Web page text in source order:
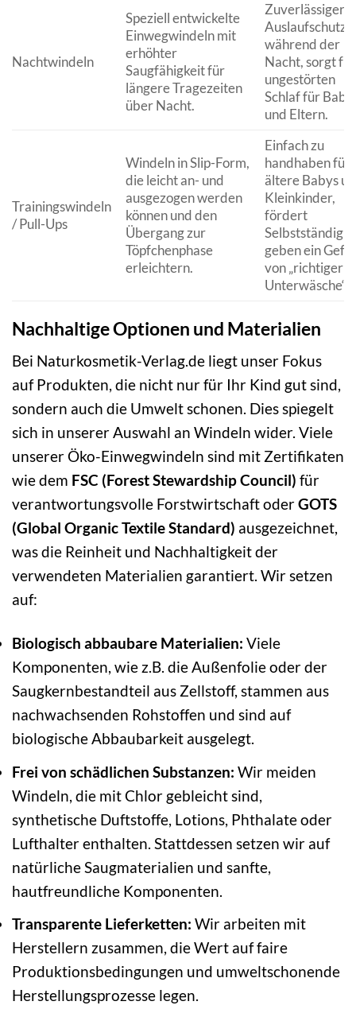
Nachtwindeln
Speziell entwickelte
Einwegwindeln mit
erhöhter
Saugfähigkeit für
längere Tragezeiten
über Nacht.
Zuverlässiger
Auslaufschutz
während der
Nacht, sorgt für
ungestörten
Schlaf für Baby
und Eltern.
Trainingswindeln
/ Pull-Ups
Windeln in Slip-Form,
die leicht an- und
ausgezogen werden
können und den
Übergang zur
Töpfchenphase
erleichtern.
Einfach zu
handhaben für
ältere Babys
Kleinkinder,
fördert
geben ein
von „richtiger
Unterwäsche“.
Nachhaltige Optionen und Materialien
Bei Naturkosmetik-Verlag.de liegt unser Fokus
auf Produkten, die nicht nur für Ihr Kind gut sind,
sondern auch die Umwelt schonen. Dies spiegelt
sich in unserer Auswahl an Windeln wider. Viele
unserer Öko-Einwegwindeln sind mit Zertifikaten
wie dem FSC (Forest Stewardship Council) für
verantwortungsvolle Forstwirtschaft oderGOTS
(Global Organic Textile Standard) ausgezeichnet,
was die Reinheit und Nachhaltigkeit der
verwendeten Materialien garantiert. Wir setzen
auf:
Biologisch abbaubare Materialien: Viele
Komponenten, wie z.B. die Außenfolie oder der
Saugkernbestandteil aus Zellstoff, stammen aus
nachwachsenden Rohstoffen und sind auf
biologische Abbaubarkeit ausgelegt.
Frei von schädlichen Substanzen: Wir meiden
Windeln, die mit Chlor gebleicht sind,
synthetische Duftstoffe, Lotions, Phthalate oder
Lufthalter enthalten. Stattdessen setzen wir auf
natürliche Saugmaterialien und sanfte,
hautfreundliche Komponenten.
Transparente Lieferketten: Wir arbeiten mit
Herstellern zusammen, die Wert auf faire
Produktionsbedingungen und umweltschonende
Herstellungsprozesse legen.